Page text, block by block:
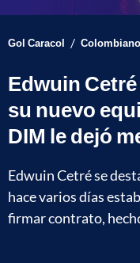
Gol Caracol /
Edwuin
su nuevo
DIM le dejó
Edwuin Cetré se
hace varios días
firmar contrato,